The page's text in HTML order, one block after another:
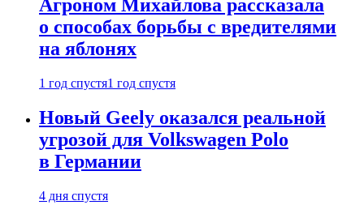
Агроном Михайлова рассказала
о способах борьбы с вредителями
на яблонях
1 год спустя1 год спустя
Новый Geely оказался реальной
угрозой для Volkswagen Polo
в Германии
4 дня спустя